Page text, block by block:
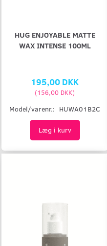
HUG ENJOYABLE MATTE
WAX INTENSE 100ML
195,00 DKK
(156,00 DKK)
Model/varenr.: HUWA01B2C
Læg i kurv